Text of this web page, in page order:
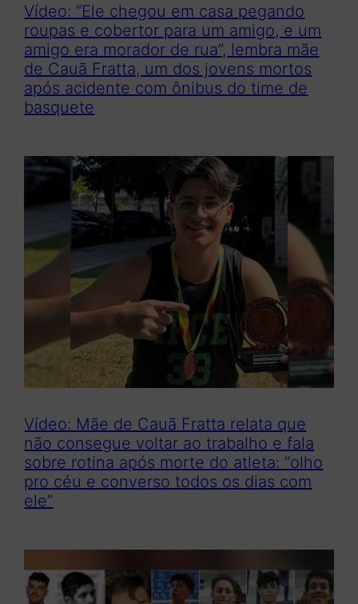
Vídeo: “Ele chegou em casa pegando
roupas e cobertor para um amigo, e um
amigo era morador de rua”, lembra mãe
de Cauã Fratta, um dos jovens mortos
após acidente com ônibus do time de
basquete
Vídeo: Mãe de Cauã Fratta relata que
não consegue voltar ao trabalho e fala
sobre rotina após morte do atleta: “olho
pro céu e converso todos os dias com
ele”